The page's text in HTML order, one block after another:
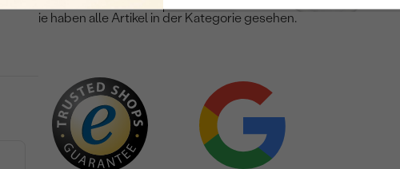
Sie haben alle Artikel in der Kategorie gesehen.